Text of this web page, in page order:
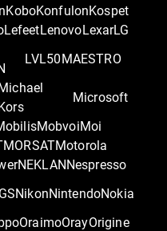
KoboKonfulonKospet
LefeetLenovoLexarLG
LVL50MAESTRO
Microsoft
MobvoiMoi
MORSATMotorola
NEKLANNespresso
NikonNintendoNokia
OraimoOrayOrigine